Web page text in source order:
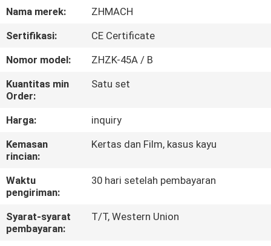
PABRIK
KONTROL
KUALITAS
HUBUNGI
KAMI
PERMINTAAN
PENAWARAN
Nama merek:
ZHMACH
Sertifikasi:
CE Certificate
Nomor model:
ZHZK-45A / B
Kuantitas min
Order:
Satu set
Harga:
inquiry
Kemasan
rincian:
Kertas dan Film, kasus kayu
Waktu
pengiriman:
30 hari setelah pembayaran
Syarat-syarat
pembayaran:
T/T, Western Union